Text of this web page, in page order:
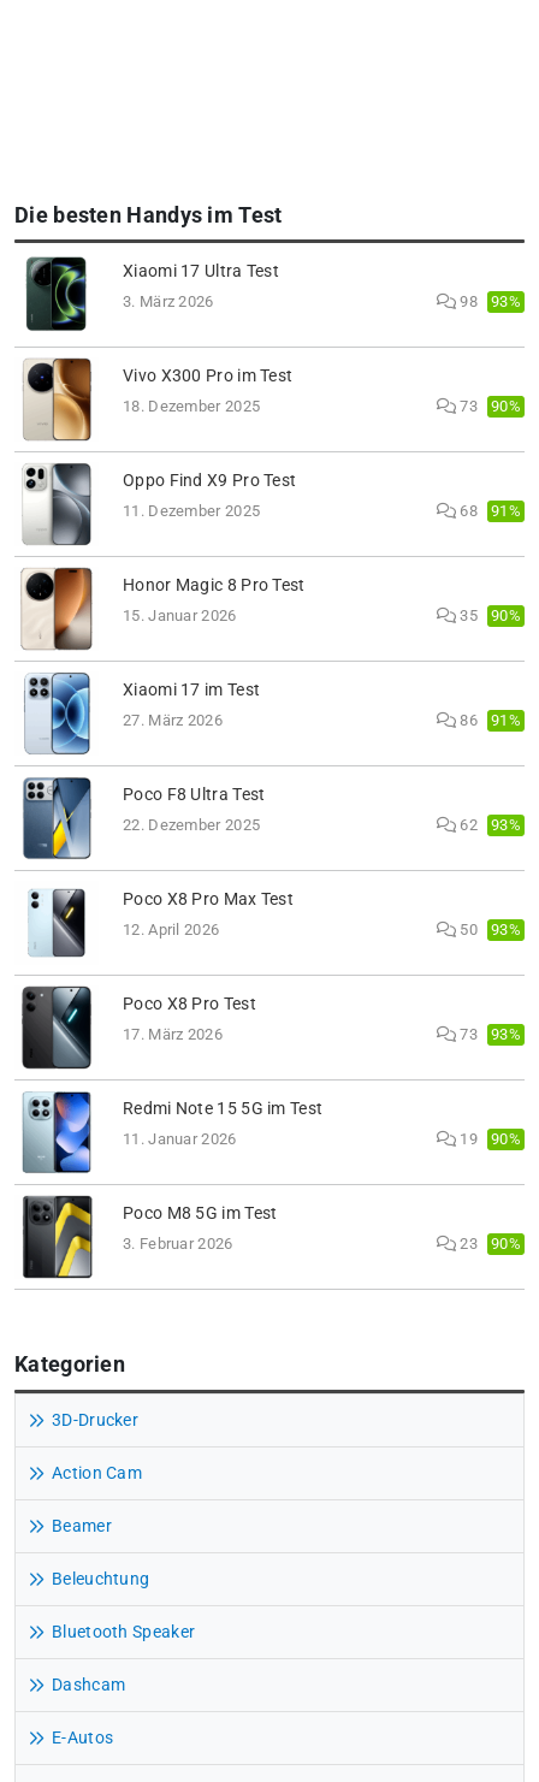
Die besten Handys im Test
Xiaomi 17 Ultra Test
3. März 2026 98 93%
Vivo X300 Pro im Test
18. Dezember 2025 73 90%
Oppo Find X9 Pro Test
11. Dezember 2025 68 91%
Honor Magic 8 Pro Test
15. Januar 2026 35 90%
Xiaomi 17 im Test
27. März 2026 86 91%
Poco F8 Ultra Test
22. Dezember 2025 62 93%
Poco X8 Pro Max Test
12. April 2026 50 93%
Poco X8 Pro Test
17. März 2026 73 93%
Redmi Note 15 5G im Test
11. Januar 2026 19 90%
Poco M8 5G im Test
3. Februar 2026 23 90%
Kategorien
3D-Drucker
Action Cam
Beamer
Beleuchtung
Bluetooth Speaker
Dashcam
E-Autos